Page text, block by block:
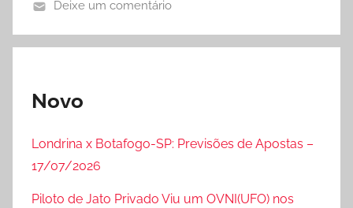
Deixe um comentário
Novo
Londrina x Botafogo-SP: Previsões de Apostas –
17/07/2026
Piloto de Jato Privado Viu um OVNI(UFO) nos